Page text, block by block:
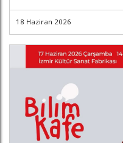
18 Haziran 2026